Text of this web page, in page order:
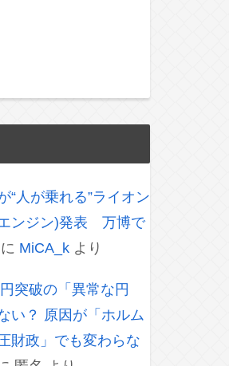
“人が乗れる”ライオン
ンジン)発表 万博で
に MiCA_k より
突破の「異常な円
い？ 原因が「ホルム
財政」でも変わらな